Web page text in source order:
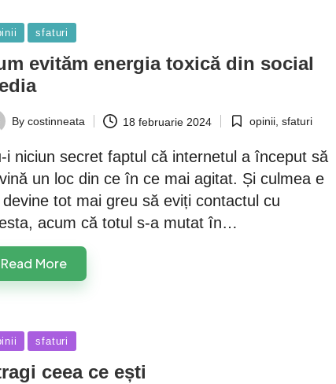
sfaturi
evităm energia toxică din social
By costinneata 18 februarie 2024
Postedopinii ,sfaturi
i niciun secret faptul că internetul a început să
un loc din ce în ce mai agitat. Și culmea e
tot mai greu să eviți contactul cu
acum că totul s-a mutat în…
Read More
sfaturi
ceea ce ești